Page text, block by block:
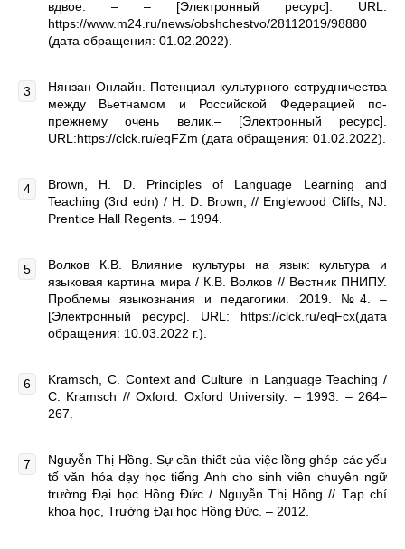
вдвое. – – [Электронный ресурс]. URL:
https://www.m24.ru/news/obshchestvo/28112019/98880
(дата обращения: 01.02.2022).
Нянзан Онлайн. Потенциал культурного сотрудничества
между Вьетнамом и Российской Федерацией по-
прежнему очень велик.– [Электронный ресурс].
URL:https://clck.ru/eqFZm (дата обращения: 01.02.2022).
Brown, H. D. Principles of Language Learning and
Teaching (3rd edn) / H. D. Brown, // Englewood Cliffs, NJ:
Prentice Hall Regents. – 1994.
Волков К.В. Влияние культуры на язык: культура и
языковая картина мира / К.В. Волков // Вестник ПНИПУ.
Проблемы языкознания и педагогики. 2019. №4. –
[Электронный ресурс]. URL: https://clck.ru/eqFcx(дата
обращения: 10.03.2022 г.).
Kramsch, C. Context and Culture in Language Teaching /
C. Kramsch // Oxford: Oxford University. – 1993. – 264–
267.
Nguyễn Thị Hồng. Sự cần thiết của việc lồng ghép các yếu
tố văn hóa dạy học tiếng Anh cho sinh viên chuyên ngữ
trường Đại học Hồng Đức / Nguyễn Thị Hồng // Tạp chí
khoa học, Trường Đại học Hồng Đức. – 2012.